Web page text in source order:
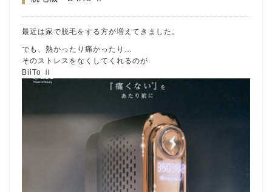
最近は家で脱毛をする方が増えてきました。
でも、熱かったり痛かったり…
そのストレスをなくしてくれるのが
BiiTo Ⅱ